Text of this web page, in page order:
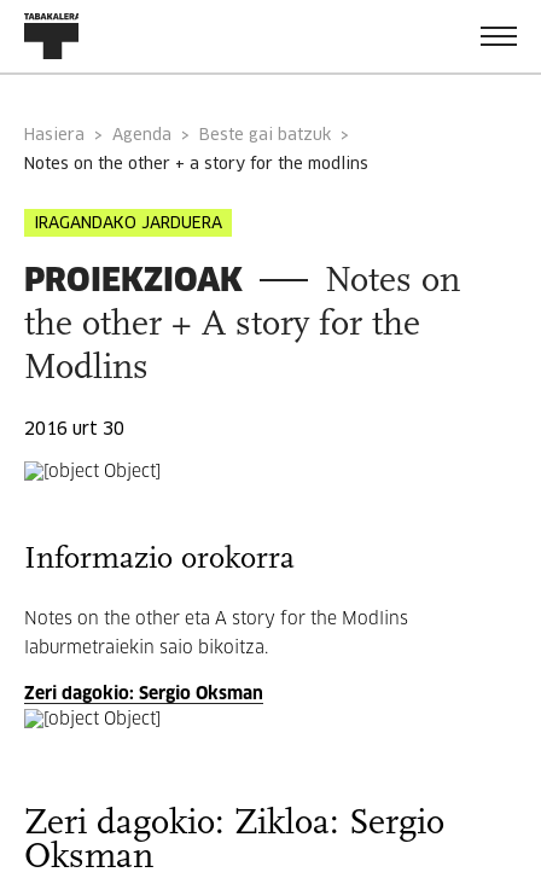
Hasiera Agenda
Beste gai batzuk
notes on the other + a story for the modlins
IRAGANDAKO JARDUERA
PROIEKZIOAK
Notes on
the other + A story for the
Modlins
2016 urt 30
Informazio orokorra
Notes on the other eta A story for the Modlins
laburmetraiekin saio bikoitza.
Zeri dagokio: Sergio Oksman
Zeri dagokio: Zikloa: Sergio
Oksman